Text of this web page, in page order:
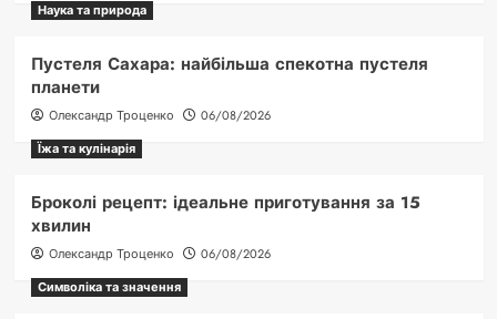
Наука та природа
Пустеля Сахара: найбільша спекотна пустеля
планети
Олександр Троценко
06/08/2026
Їжа та кулінарія
Броколі рецепт: ідеальне приготування за 15
хвилин
Олександр Троценко
06/08/2026
Символіка та значення